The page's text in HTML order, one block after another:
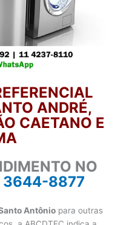
ANDRÉ,
CAETANO E
NO
3644-8877
Antônio para outras